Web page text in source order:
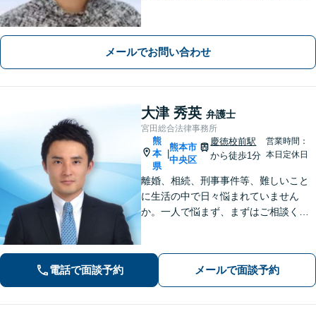
間面談可】
メールでお問い合わせ
大津 秀英 弁護士
宮田総合法律事務所
熊
本
県
熊本市
中央区
慶徳校前駅
から徒歩1分
営業時間：
本日定休日
離婚、相続、刑事事件等、難しいこと
に生活の中で日々悩まれていません
か。一人で悩まず、まずはご相談くだ
か、解決できるとしてどういった解決
策があるかご提案します。
電話で面談予約 メールで面談予約